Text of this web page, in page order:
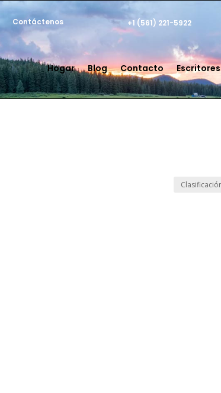
Contáctenos +1 (561) 221-5922
Hogar Blog Contacto Escritores